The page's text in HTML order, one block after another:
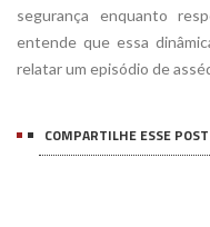
segurança enquanto
entende que essa
relatar um episódio de
COMPARTILHE ESSE POST